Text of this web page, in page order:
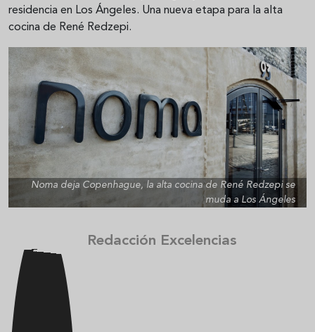
residencia en Los Ángeles. Una nueva etapa para la alta
cocina de René Redzepi.
Noma deja Copenhague, la alta cocina de René Redzepi se
muda a Los Ángeles
Redacción Excelencias